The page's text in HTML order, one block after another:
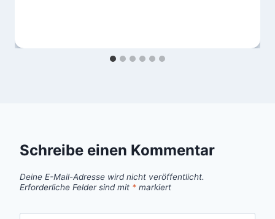
Schreibe einen Kommentar
Deine E-Mail-Adresse wird nicht veröffentlicht.
Erforderliche Felder sind mit * markiert